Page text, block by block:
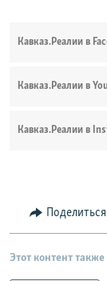
Кавказ.Реалии в
Кавказ.Реалии в
Кавказ.Реалии в
Поделиться
Этот контент